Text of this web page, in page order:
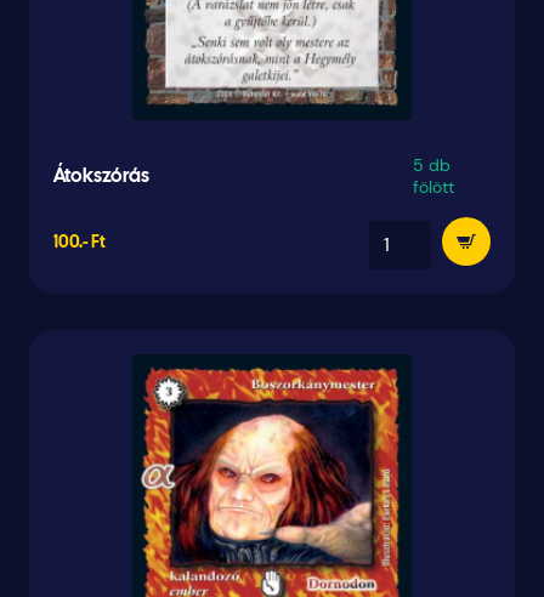
Átokszórás
5 db
fölött
100.- Ft